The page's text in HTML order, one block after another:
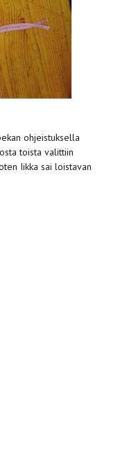
ohjeistuksella
toista valittiin
Iikka sai loistavan